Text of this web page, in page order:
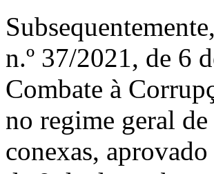
n.º 37/2021, de 6
Combate à
no regime geral
conexas,